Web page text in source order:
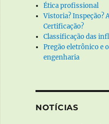
Ética profissional
Vistoria? Inspeção?
Certificação?
Classificação das
Pregão eletrônico e
engenharia
NOTÍCIAS